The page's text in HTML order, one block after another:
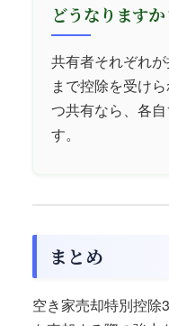
どうなりますか
共有者それぞれ
まで控除を受け
つ共有なら、各
す。
まとめ
空き家売却特別控除